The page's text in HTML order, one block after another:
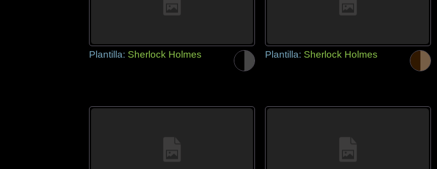
Plantilla: Sherlock Holmes Plantilla: Sherlock Holmes